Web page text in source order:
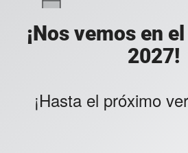
¡Nos vemos en
2027!
¡Hasta el próximo